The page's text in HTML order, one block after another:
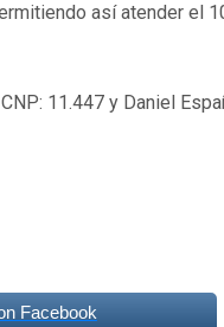
así atender el
11.447 y Daniel
Facebook